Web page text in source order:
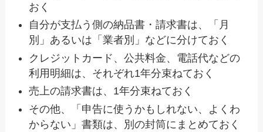
おく
自分が支払う側の納品書・請求書は、「月
別」あるいは「業者別」などに分けておく
クレジットカード、公共料金、電話代などの
利用明細は、それぞれ1年分束ねておく
売上の請求書は、1年分束ねておく
その他、「申告に使うかもしれない、よくわ
からない」書類は、別の封筒にまとめておく